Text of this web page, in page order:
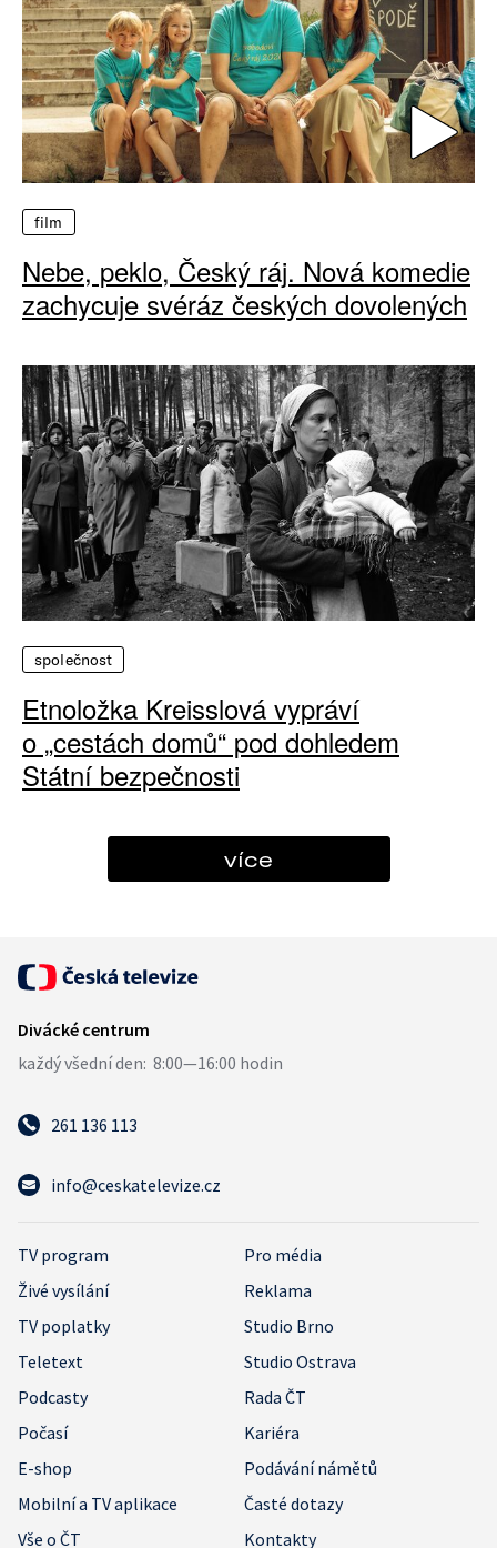
film
Nebe, peklo, Český ráj. Nová komedie
zachycuje svéráz českých dovolených
společnost
Etnoložka Kreisslová vypráví
o „cestách domů“ pod dohledem
Státní bezpečnosti
více
261 136 113
info@ceskatelevize.cz
TV program
Pro média
Živé vysílání
Reklama
TV poplatky
Studio Brno
Teletext
Studio Ostrava
Podcasty
Rada ČT
Počasí
Kariéra
E-shop
Podávání námětů
Mobilní a TV aplikace
Časté dotazy
Vše o ČT
Kontakty